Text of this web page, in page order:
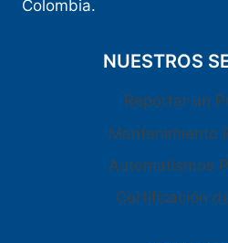
Colombia.
NUESTROS
Reportar un
Mantenimiento
Automatismos
Certificación